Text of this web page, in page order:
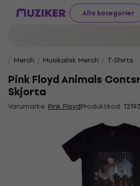
Alla kategorier
Merch Musikalisk Merch T-Shirts
Pink Floyd Animals
Skjorta
Varumärke: Pink FloydProduktkod: